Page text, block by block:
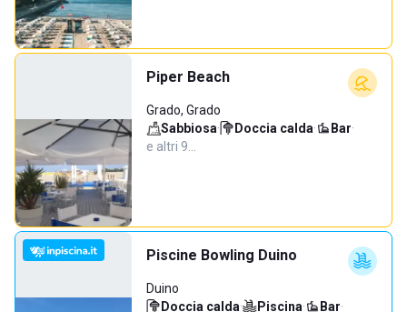
Piper Beach
Grado, Grado
Sabbiosa· Doccia calda· Bar·
e altri 9…
Piscine Bowling Duino
Duino
Doccia calda· Piscina· Bar·